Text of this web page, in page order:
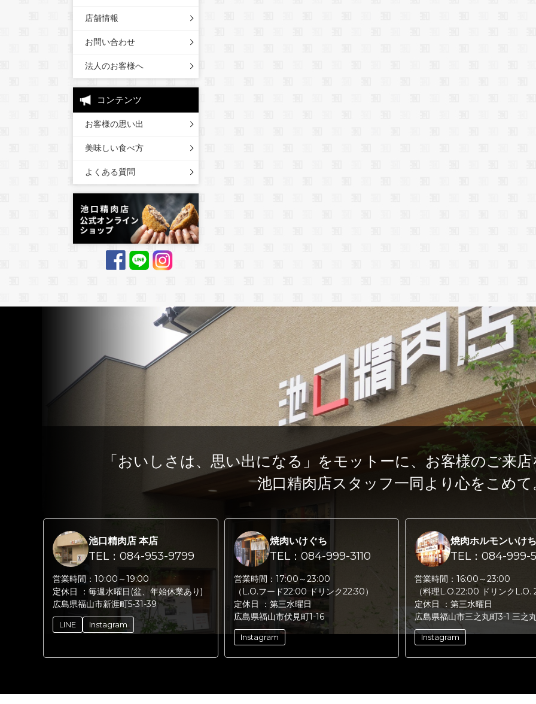
店舗情報
お問い合わせ
法人のお客様へ
コンテンツ
お客様の思い出
美味しい食べ方
よくある質問
「おいしさは、思い出になる」をモットーに、 お客様のご来
池口精肉店スタッフ一同より心をこめて
池口精肉店 本店
TEL：084-953-9799
営業時間： 10:00～19:00
定休日 ： 毎週水曜日(盆、年始休業あり)
広島県福山市新涯町5-31-39
LINE Instagram
焼肉いけぐち
TEL：084-999-3110
営業時間： 17:00～23:00
（L.O.フード22:00 ドリンク22:30）
定休日 ： 第三水曜日
広島県福山市伏見町1-16
Instagram
焼肉ホルモンいけ
TEL：084-999-
営業時間： 16:00～23:00
（料理L.O.22:00 ドリンクL.O.
定休日 ： 第三水曜日
広島県福山市三之丸町3-1 三之
Instagram